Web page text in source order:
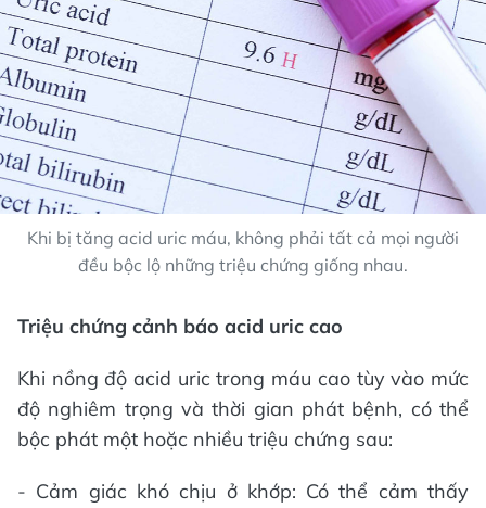
Khi bị tăng acid uric máu, không phải tất cả mọi người
đều bộc lộ những triệu chứng giống nhau.
Triệu chứng cảnh báo acid uric cao
Khi nồng độ acid uric trong máu cao tùy vào mức
độ nghiêm trọng và thời gian phát bệnh, có thể
bộc phát một hoặc nhiều triệu chứng sau:
- Cảm giác khó chịu ở khớp: Có thể cảm thấy